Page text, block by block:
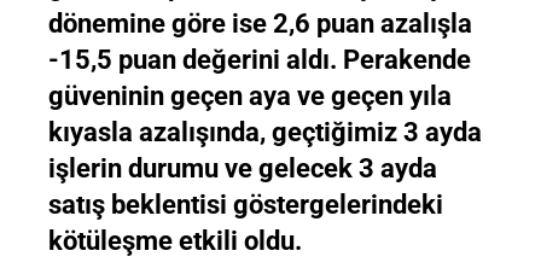
dönemine göre ise 2,6 puan azalışla
-15,5 puan değerini aldı. Perakende
güveninin geçen aya ve geçen yıla
kıyasla azalışında, geçtiğimiz 3 ayda
işlerin durumu ve gelecek 3 ayda
satış beklentisi göstergelerindeki
kötüleşme etkili oldu.